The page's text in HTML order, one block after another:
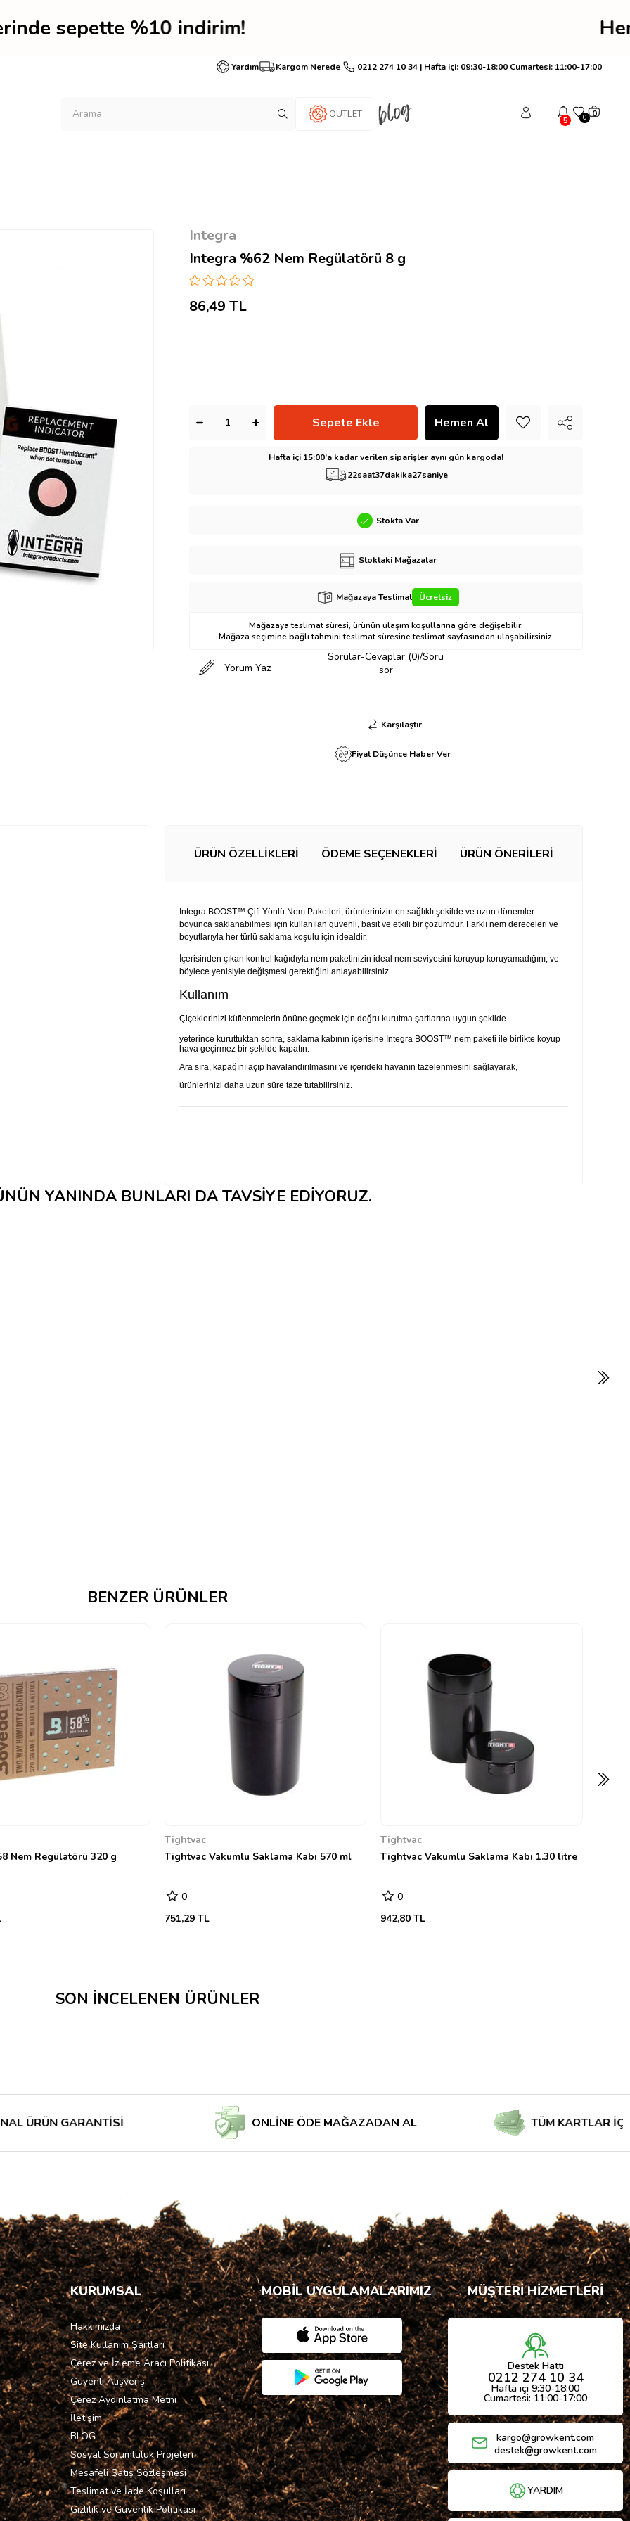
sepette %10 indirim! Hemen üye ol
Yardım Kargom Nerede 0212 274 10 34 | Hafta içi: 09:30-18:00 Cumartesi: 11:00-17:00
OUTLET
5 0 0
Integra
Integra %62 Nem Regülatörü 8 g
86,49 TL
Hafta içi 15:00’a kadar verilen siparişler aynı gün kargoda!
22saat37dakika26saniye
Stokta Var
Stoktaki Mağazalar
Mağazaya Teslimat Ücretsiz
Mağazaya teslimat süresi, ürünün ulaşım koşullarına göre değişebilir.
Mağaza seçimine bağlı tahmini teslimat süresine teslimat sayfasından ulaşabilirsiniz.
Yorum Yaz
Sorular-Cevaplar (0)/Soru
sor
Karşılaştır
Fiyat Düşünce Haber Ver
ÜRÜN ÖZELLIKLERI ÖDEME SEÇENEKLERI ÜRÜN ÖNERILERI
Integra BOOST™ Çift Yönlü Nem Paketleri, ürünlerinizin en sağlıklı şekilde ve uzun dönemler
boyunca saklanabilmesi için kullanılan güvenli, basit ve etkili bir çözümdür. Farklı nem dereceleri ve
boyutlarıyla her türlü saklama koşulu için idealdir.
İçerisinden çıkan kontrol kağıdıyla nem paketinizin ideal nem seviyesini koruyup koruyamadığını, ve
böylece yenisiyle değişmesi gerektiğini anlayabilirsiniz.
Kullanım
Çiçeklerinizi küflenmelerin önüne geçmek için doğru kurutma şartlarına uygun şekilde
yeterince kuruttuktan sonra, saklama kabının içerisine Integra BOOST™ nem paketi ile birlikte koyup
hava geçirmez bir şekilde kapatın.
Ara sıra, kapağını açıp havalandırılmasını ve içerideki havanın tazelenmesini sağlayarak,
ürünlerinizi daha uzun süre taze tutabilirsiniz.
YANINDA BUNLARI DA TAVSIYE EDIYORUZ.
BENZER ÜRÜNLER
Nem Regülatörü 320 g
Tightvac
Tightvac Vakumlu Saklama Kabı 570 ml
0
751,29 TL
Tightvac
Tightvac Vakumlu Saklama Kabı 1.30 litre
0
942,80 TL
607,66
SON İNCELENEN ÜRÜNLER
GARANTİSİ ONLİNE ÖDE MAĞAZADAN AL TÜM KARTLAR İÇİN
KURUMSAL
Hakkımızda
Site Kullanım Şartları
Çerez ve İzleme Aracı Politikası
Güvenli Alışveriş
Çerez Aydınlatma Metni
İletişim
BLOG
Sosyal Sorumluluk Projeleri
Mesafeli Satış Sözleşmesi
Teslimat ve İade Koşulları
Gizlilik ve Güvenlik Politikası
MOBİL UYGULAMALARIMIZ MÜŞTERİ HİZMETLERİ
Destek Hattı
0212 274 10 34
Hafta içi 9:30-18:00
Cumartesi: 11:00-17:00
kargo@growkent.com
destek@growkent.com
YARDIM